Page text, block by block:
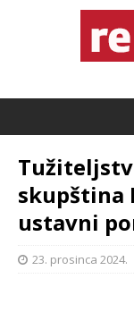
skupština
ustavni
23. prosinca 2024.